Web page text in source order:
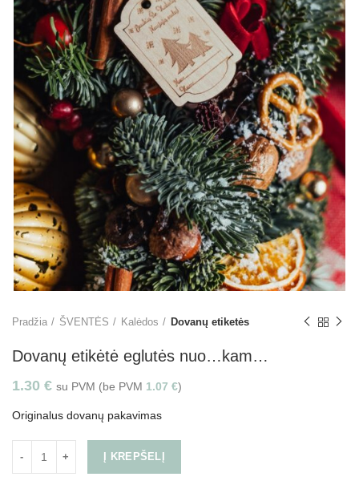
Pradžia ŠVENTĖS Kalėdos Dovanų etiketės
Dovanų etikėtė eglutės nuo…kam…
1.30 € su PVM (be PVM 1.07 €)
Originalus dovanų pakavimas
Į KREPŠELĮ